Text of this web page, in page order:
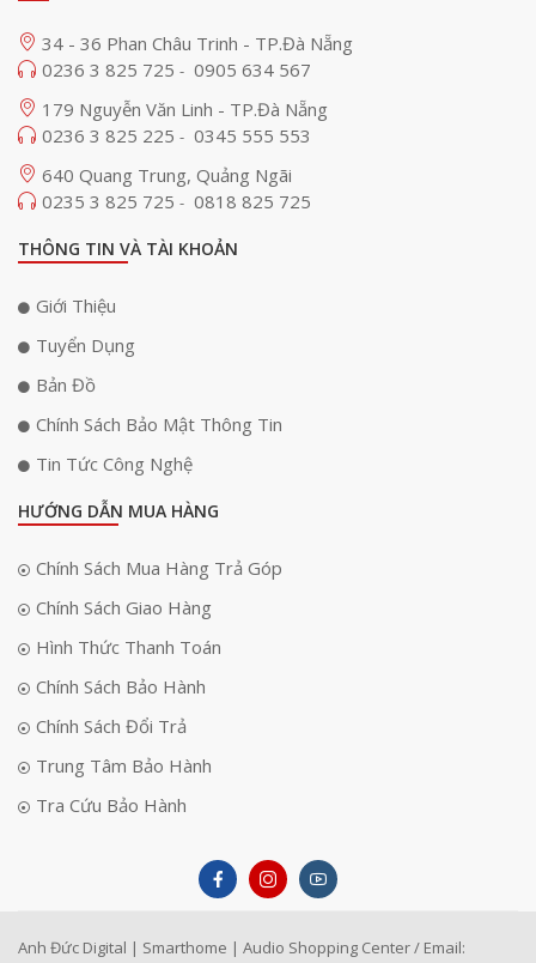
34 - 36 Phan Châu Trinh - TP.Đà Nẵng
0236 3 825 725 - 0905 634 567
179 Nguyễn Văn Linh - TP.Đà Nẵng
0236 3 825 225 - 0345 555 553
640 Quang Trung, Quảng Ngãi
0235 3 825 725 - 0818 825 725
THÔNG TIN VÀ TÀI KHOẢN
Giới Thiệu
Tuyển Dụng
Bản Đồ
Chính Sách Bảo Mật Thông Tin
Tin Tức Công Nghệ
HƯỚNG DẪN MUA HÀNG
Chính Sách Mua Hàng Trả Góp
Chính Sách Giao Hàng
Hình Thức Thanh Toán
Chính Sách Bảo Hành
Chính Sách Đổi Trả
Trung Tâm Bảo Hành
Tra Cứu Bảo Hành
Anh Đức Digital | Smarthome | Audio Shopping Center / Email: